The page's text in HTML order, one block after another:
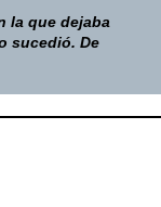
la que dejaba
sucedió. De